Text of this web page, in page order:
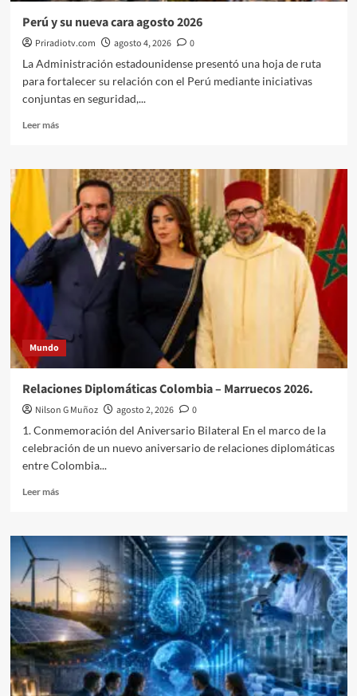
Perú y su nueva cara agosto 2026
Priradiotv.com agosto 4, 2026
0
La Administración estadounidense presentó una hoja de ruta
para fortalecer su relación con el Perú mediante iniciativas
conjuntas en seguridad,...
Leer másLeer
Perú y
nueva
cara
agosto
2026
Mundo
Relaciones Diplomáticas Colombia – Marruecos 2026.
Nilson G Muñoz agosto 2, 2026
0
1. Conmemoración del Aniversario Bilateral En el marco de la
celebración de un nuevo aniversario de relaciones diplomáticas
entre Colombia...
Leer másLeer
Relaciones
Diplomáticas
Colombia
–
Marruecos
2026.